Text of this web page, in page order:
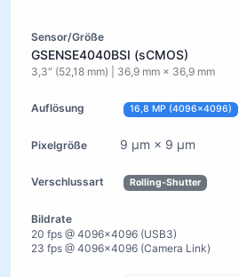
GSENSE4040BSI (sCMOS)
3,3″ (52,18 mm) | 36,9 mm × 36,9 mm
16,8 MP (4096×4096)
9 µm × 9 µm
Rolling-Shutter
20 fps @ 4096×4096 (USB3)
23 fps @ 4096×4096 (Camera Link)